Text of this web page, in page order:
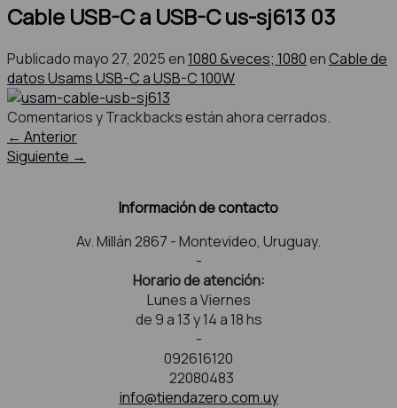
Cable USB-C a USB-C us-sj613 03
Publicadomayo 27, 2025en1080 &veces; 1080enCable de
datos Usams USB-C a USB-C 100W
Comentarios y Trackbacks están ahora cerrados.
← Anterior
Siguiente →
Información de contacto
Av. Millán 2867 - Montevideo, Uruguay.
-
Horario de atención:
Lunes a Viernes
de 9 a 13 y 14 a 18 hs
-
092616120
22080483
info@tiendazero.com.uy